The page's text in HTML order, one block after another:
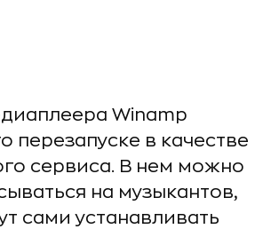
Winamp
перезапуске в качестве
сервиса. В нем можно
на музыкантов,
сами устанавливать